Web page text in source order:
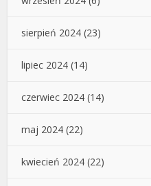
sierpień 2024 (23)
lipiec 2024 (14)
czerwiec 2024 (14)
maj 2024 (22)
kwiecień 2024 (22)